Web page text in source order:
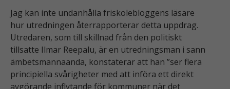
Jag kan inte undanhålla friskolebloggens läsare
hur utredningen återrapporterar detta uppdrag.
Utredaren, som till skillnad från den politiskt
tillsatte Ilmar Reepalu, är en utredningsman i sann
ämbetsmannaanda, konstaterar att han ”ser flera
principiella svårigheter med att införa ett direkt
avgörande inflytande för kommuner när det